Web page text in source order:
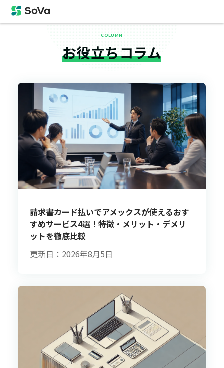
COLUMN
お役立ちコラム
請求書カード払いでアメックスが使えるおす
すめサービス4選！特徴・メリット・デメリ
ットを徹底比較
更新日：2026年8月5日